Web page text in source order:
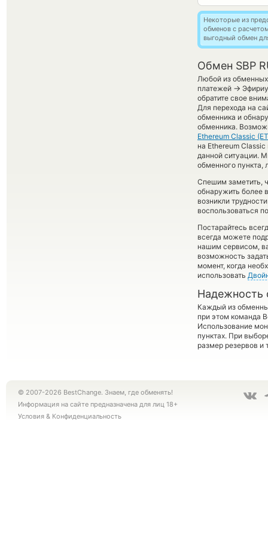
Некоторые из
обменов с
выгодный обмен
Обмен SBP
Любой из обменных
платежей →
обратите свое
Для перехода на
обменника и
обменника.
Ethereum Classic
на Ethereum
данной ситуации.
обменного пункта,
Спешим заметить,
обнаружить более
возникли
воспользоваться
Постарайтесь
всегда можете
нашим сервисом,
возможность
момент, когда
использовать
Надежность
Каждый из
при этом команда
Использование
пунктах. При
размер резервов и
© 2007-2026 BestChange. Знаем, где обменять!
Информация на сайте предназначена для лиц 18+
Условия & Конфиденциальность